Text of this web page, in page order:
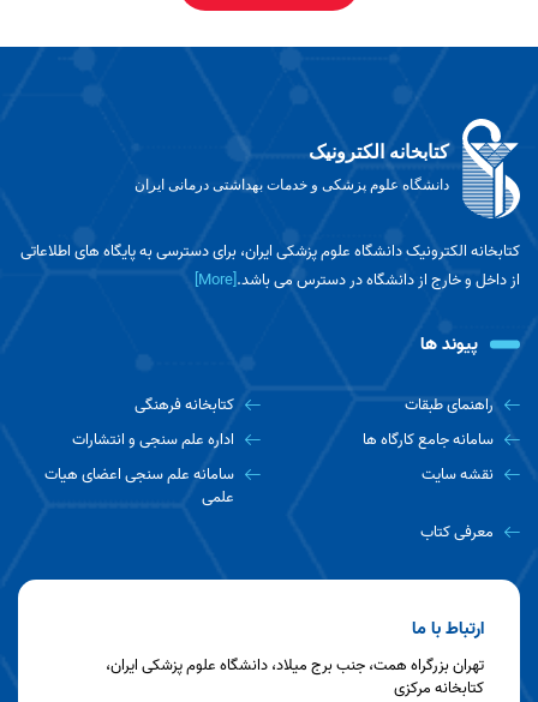
کتابخانه الکترونیک
دانشگاه علوم پزشکی و خدمات بهداشتی درمانی ایران
کتابخانه الکترونیک دانشگاه علوم پزشکی ایران، برای دسترسی به پایگاه های اطلاعاتی
از داخل و خارج از دانشگاه در دسترس می باشد.[More]
پیوند ها
راهنمای طبقات
کتابخانه فرهنگی
سامانه جامع کارگاه ها
اداره علم سنجی و انتشارات
نقشه سایت
سامانه علم سنجی اعضای هیات
علمی
معرفی کتاب
ارتباط با ما
تهران بزرگراه همت، جنب برج میلاد، دانشگاه علوم پزشکی ایران،
کتابخانه مرکزی